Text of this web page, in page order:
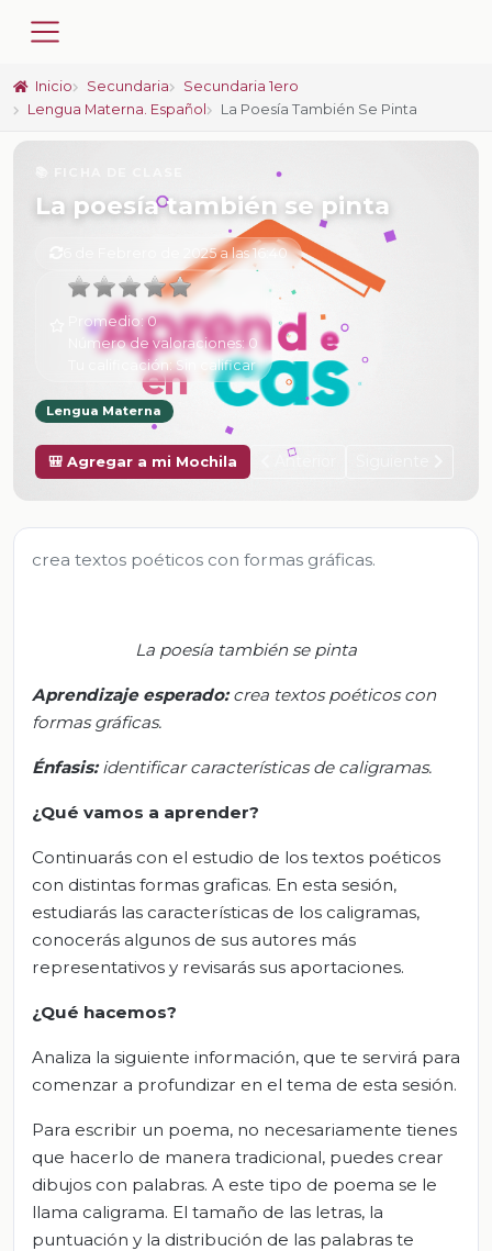
Inicio Secundaria
Secundaria 1ero
Lengua Materna. Español
La Poesía También Se Pinta
La poesía también se pinta
6 de Febrero de 2025 a las 16:40
Promedio:0
Número de valoraciones:0
Tu calificación:Sin calificar
Lengua Materna
🎒 Agregar a mi Mochila Anterior
crea textos poéticos con formas gráficas.
La poesía también se pinta
Aprendizaje esperado:crea textos poéticos con
formas gráficas.
Énfasis: identificar características de caligramas.
¿Qué vamos a aprender?
Continuarás con el estudio de los textos poéticos
con distintas formas graficas. En esta sesión,
estudiarás las características de los caligramas,
conocerás algunos de sus autores más
representativos y revisarás sus aportaciones.
¿Qué hacemos?
Analiza la siguiente información, que te servirá para
comenzar a profundizar en el tema de esta sesión.
Para escribir un poema, no necesariamente tienes
que hacerlo de manera tradicional, puedes crear
dibujos con palabras. A este tipo de poema se le
llama caligrama. El tamaño de las letras, la
puntuación y la distribución de las palabras te